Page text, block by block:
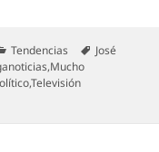
Categorías
Tendencias Etiquetas
José
,Mucho
,Televisión